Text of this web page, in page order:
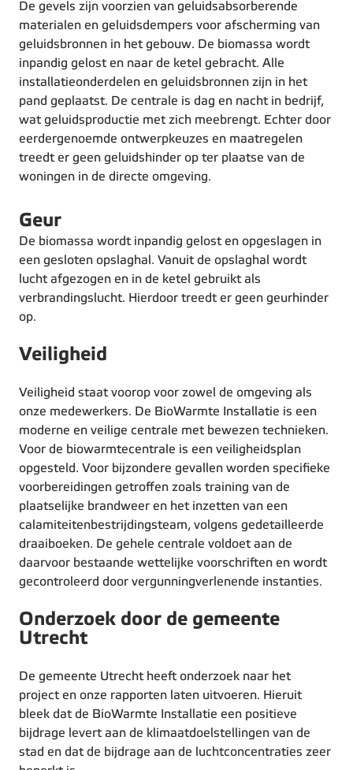
De gevels zijn voorzien van geluidsabsorberende
materialen en geluidsdempers voor afscherming van
geluidsbronnen in het gebouw. De biomassa wordt
inpandig gelost en naar de ketel gebracht. Alle
installatieonderdelen en geluidsbronnen zijn in het
pand geplaatst. De centrale is dag en nacht in bedrijf,
wat geluidsproductie met zich meebrengt. Echter door
eerdergenoemde ontwerpkeuzes en maatregelen
treedt er geen geluidshinder op ter plaatse van de
woningen in de directe omgeving.
Geur
De biomassa wordt inpandig gelost en opgeslagen in
een gesloten opslaghal. Vanuit de opslaghal wordt
lucht afgezogen en in de ketel gebruikt als
verbrandingslucht. Hierdoor treedt er geen geurhinder
op.
Veiligheid
Veiligheid staat voorop voor zowel de omgeving als
onze medewerkers. De BioWarmte Installatie is een
moderne en veilige centrale met bewezen technieken.
Voor de biowarmtecentrale is een veiligheidsplan
opgesteld. Voor bijzondere gevallen worden specifieke
voorbereidingen getroffen zoals training van de
plaatselijke brandweer en het inzetten van een
calamiteitenbestrijdingsteam, volgens gedetailleerde
draaiboeken. De gehele centrale voldoet aan de
daarvoor bestaande wettelijke voorschriften en wordt
gecontroleerd door vergunningverlenende instanties.
Onderzoek door de gemeente
Utrecht
De gemeente Utrecht heeft onderzoek naar het
project en onze rapporten laten uitvoeren. Hieruit
bleek dat de BioWarmte Installatie een positieve
bijdrage levert aan de klimaatdoelstellingen van de
stad en dat de bijdrage aan de luchtconcentraties zeer